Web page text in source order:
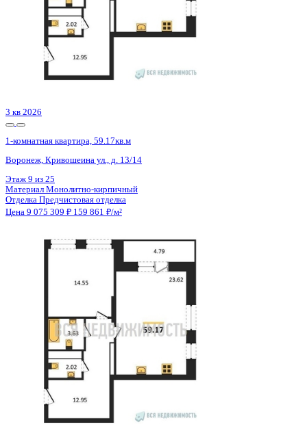
3 кв 2026
1-комнатная квартира, 59.17кв.м
Воронеж, Кривошеина ул., д. 13/14
Этаж 11 из 25
Цена 9 075 309 ₽ 159 861 ₽/м²